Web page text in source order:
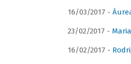
16/03/2017 -
23/02/2017 -
16/02/2017 -